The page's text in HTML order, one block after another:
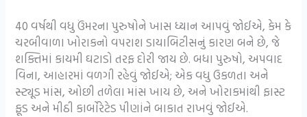
40 વર્ષથી વધુ ઉંમરના પુરુષોને ખાસ ધ્યાન આપવું જોઈએ, કેમ કે
ચરબીવાળા ખોરાકનો વપરાશ ડાયાબિટીસનું કારણ બને છે, જે
શક્તિમાં કાયમી ઘટાડો તરફ દોરી જાય છે. બધા પુરુષો, અપવાદ
વિના, આહારમાં વળગી રહેવું જોઈએ; એક વધુ ઉકળતા અને
સ્ટ્યૂડ માંસ, ઓછી તળેલા માંસ ખાય છે, અને ખોરાકમાંથી ફાસ્ટ
ફૂડ અને મીઠી કાર્બોરેટેડ પીણાંને બાકાત રાખવું જોઈએ.